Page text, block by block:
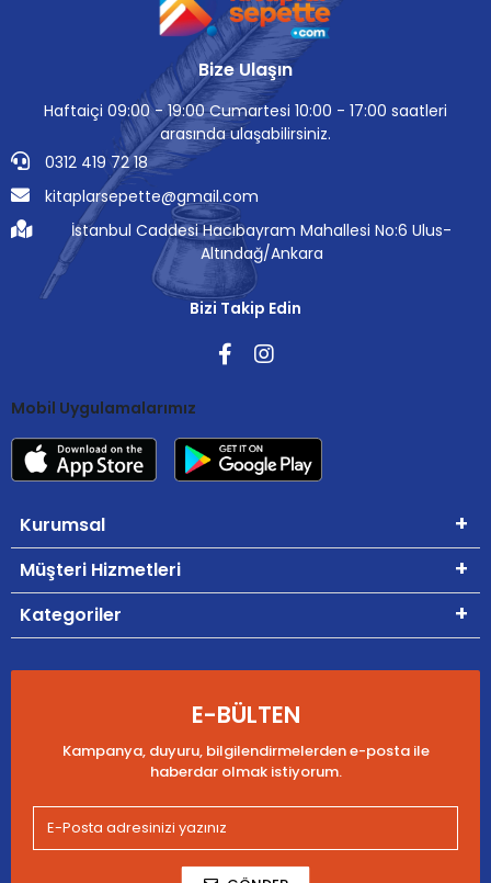
Bize Ulaşın
Haftaiçi 09:00 - 19:00 Cumartesi 10:00 - 17:00 saatleri
arasında ulaşabilirsiniz.
0312 419 72 18
kitaplarsepette@gmail.com
İstanbul Caddesi Hacıbayram Mahallesi No:6 Ulus-
Altındağ/Ankara
Bizi Takip Edin
Mobil Uygulamalarımız
Kurumsal
Müşteri Hizmetleri
Kategoriler
E-BÜLTEN
Kampanya, duyuru, bilgilendirmelerden e-posta ile
haberdar olmak istiyorum.